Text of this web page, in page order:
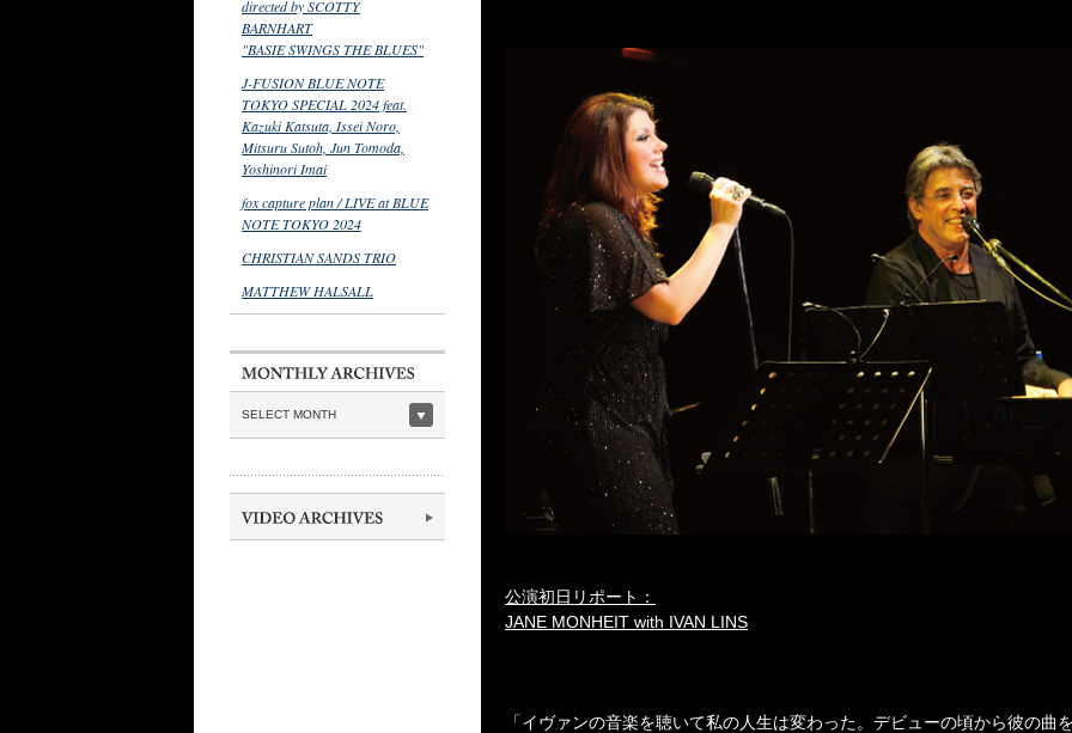
directed by SCOTTY
BARNHART
"BASIE SWINGS THE BLUES"
J-FUSION BLUE NOTE
TOKYO SPECIAL 2024 feat.
Kazuki Katsuta, Issei Noro,
Mitsuru Sutoh, Jun Tomoda,
Yoshinori Imai
fox capture plan / LIVE at BLUE
NOTE TOKYO 2024
CHRISTIAN SANDS TRIO
MATTHEW HALSALL
SELECT MONTH
公演初日リポート：
JANE MONHEIT with IVAN LINS
「イヴァンの音楽を聴いて私の人生は変わった。デビューの頃から彼の曲を